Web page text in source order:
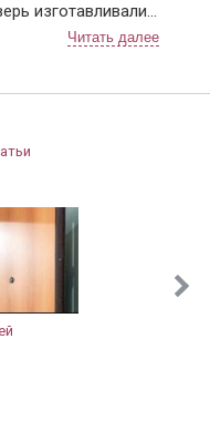
изготавливали
тоже не
из подъезда.
найти